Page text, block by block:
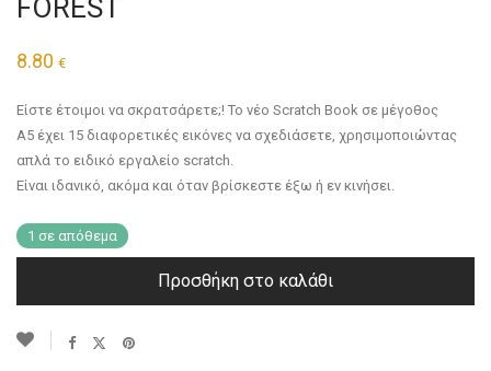
FOREST
8.80 €
Είστε έτοιμοι να σκρατσάρετε;! Το νέο Scratch Book σε μέγοθος
Α5 έχει 15 διαφορετικές εικόνες να σχεδιάσετε, χρησιμοποιώντας
απλά το ειδικό εργαλείο scratch.
Είναι ιδανικό, ακόμα και όταν βρίσκεστε έξω ή εν κινήσει.
1 σε απόθεμα
Προσθήκη στο καλάθι